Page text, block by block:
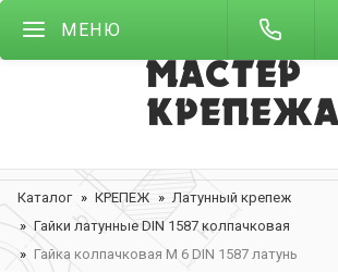
МЕНЮ
Каталог КРЕПЕЖ
Латунный крепеж
Гайки латунные DIN 1587 колпачковая
Гайка колпачковая М 6 DIN 1587 латунь